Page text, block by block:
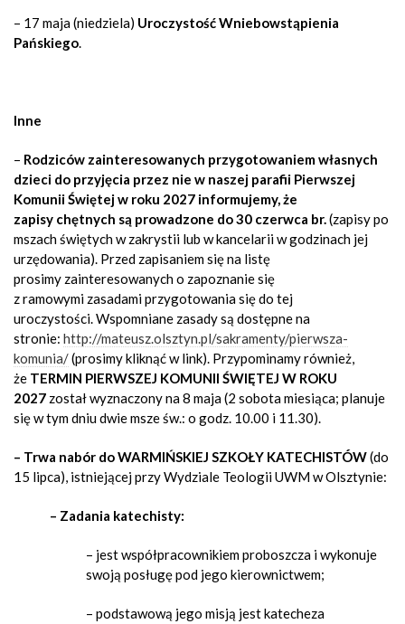
– 17 maja (niedziela) Uroczystość Wniebowstąpienia
Pańskiego.
Inne
– Rodziców zainteresowanych przygotowaniem własnych
dzieci do przyjęcia przez nie w naszej parafii Pierwszej
Komunii Świętej w roku 2027 informujemy, że
zapisy chętnych są prowadzone do 30 czerwca br.(zapisy po
mszach świętych w zakrystii lub w kancelarii w godzinach jej
urzędowania). Przed zapisaniem się na listę
prosimy zainteresowanych o zapoznanie się
z ramowymi zasadami przygotowania się do tej
uroczystości. Wspomniane zasady są dostępne na
stronie: http://mateusz.olsztyn.pl/sakramenty/pierwsza-
komunia/(prosimy kliknąć w link). Przypominamy również,
że TERMIN PIERWSZEJ KOMUNII ŚWIĘTEJ W ROKU
2027 został wyznaczony na 8 maja (2 sobota miesiąca; planuje
się w tym dniu dwie msze św.: o godz. 10.00 i 11.30).
– Trwa nabór doWARMIŃSKIEJ SZKOŁY KATECHISTÓW(do
15 lipca), istniejącej przy Wydziale Teologii UWM w Olsztynie:
– Zadania katechisty:
– jest współpracownikiem proboszcza i wykonuje
swoją posługę pod jego kierownictwem;
– podstawową jego misją jest katecheza